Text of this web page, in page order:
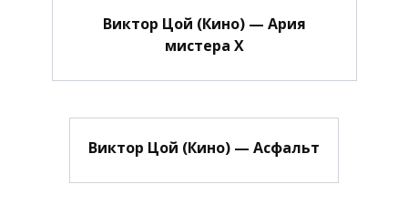
Виктор Цой (Кино) — Ария
мистера Х
Виктор Цой (Кино) — Асфальт